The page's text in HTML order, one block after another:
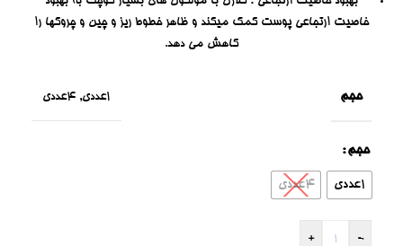
خاصیت ارتجاعی پوست کمک میکند و ظاهر خطوط ریز و چین و چروکها را
کاهش می دهد.
حجم 1عددی , 4عددی
حجم
1عددی 4عددی
-
+